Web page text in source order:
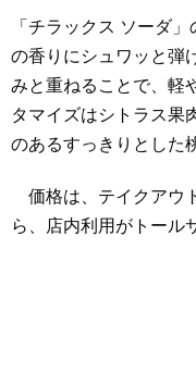
「チラックス ソーダ
の香りにシュワッと弾
みと重ねることで、軽
タマイズはシトラス果
のあるすっきりとした
価格は、テイクアウ
ら、店内利用がトール